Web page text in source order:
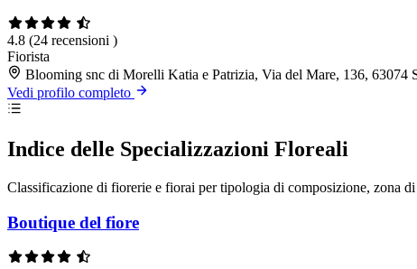
4.8 (24 recensioni )
Fiorista
Blooming snc di Morelli Katia e Patrizia, Via del Mare, 136, 63074
Vedi profilo completo
Indice delle Specializzazioni Floreali
Classificazione di fiorerie e fiorai per tipologia di composizione, zona
Boutique del fiore